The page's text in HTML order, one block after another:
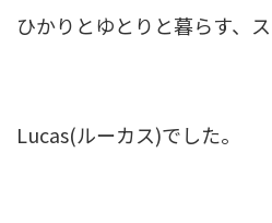
ひかりとゆとりと暮らす、
Lucas(ルーカス)でした。